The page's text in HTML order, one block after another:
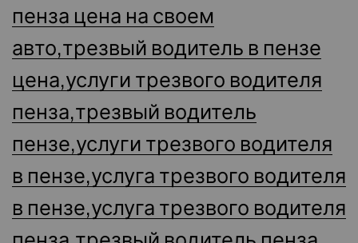
пенза цена на своем
авто,трезвый водитель в пензе
цена,услуги трезвого водителя
пенза,трезвый водитель
пензе,услуги трезвого водителя
в пензе,услуга трезвого водителя
в пензе,услуга трезвого водителя